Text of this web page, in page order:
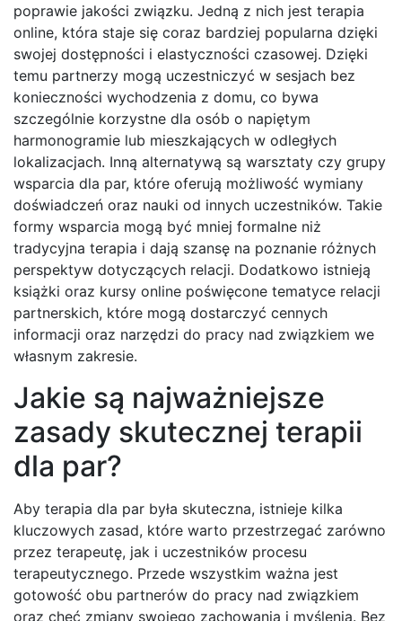
poprawie jakości związku. Jedną z nich jest terapia
online, która staje się coraz bardziej popularna dzięki
swojej dostępności i elastyczności czasowej. Dzięki
temu partnerzy mogą uczestniczyć w sesjach bez
konieczności wychodzenia z domu, co bywa
szczególnie korzystne dla osób o napiętym
harmonogramie lub mieszkających w odległych
lokalizacjach. Inną alternatywą są warsztaty czy grupy
wsparcia dla par, które oferują możliwość wymiany
doświadczeń oraz nauki od innych uczestników. Takie
formy wsparcia mogą być mniej formalne niż
tradycyjna terapia i dają szansę na poznanie różnych
perspektyw dotyczących relacji. Dodatkowo istnieją
książki oraz kursy online poświęcone tematyce relacji
partnerskich, które mogą dostarczyć cennych
informacji oraz narzędzi do pracy nad związkiem we
własnym zakresie.
Jakie są najważniejsze
zasady skutecznej terapii
dla par?
Aby terapia dla par była skuteczna, istnieje kilka
kluczowych zasad, które warto przestrzegać zarówno
przez terapeutę, jak i uczestników procesu
terapeutycznego. Przede wszystkim ważna jest
gotowość obu partnerów do pracy nad związkiem
oraz chęć zmiany swojego zachowania i myślenia. Bez